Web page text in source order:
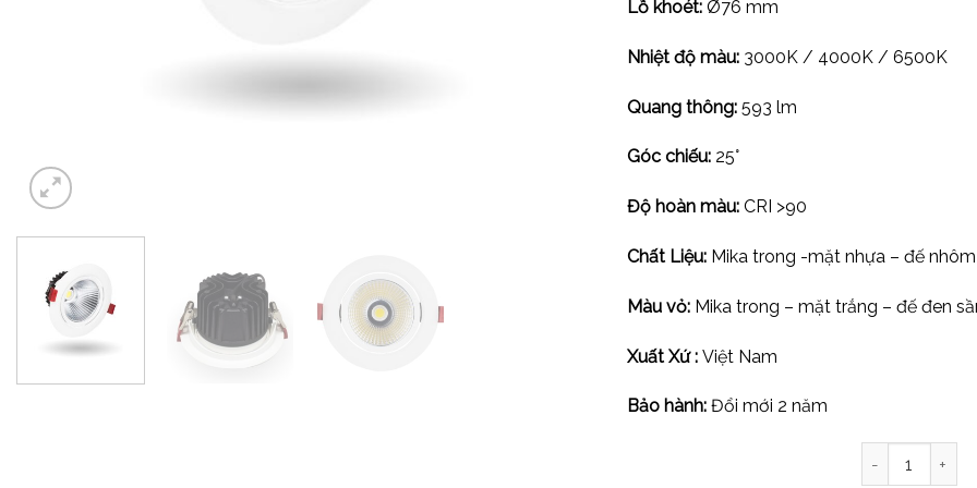
Lỗ khoét: Ø76 mm
Nhiệt độ màu: 3000K / 4000K / 6500K
Quang thông: 593 lm
Góc chiếu: 25°
Độ hoàn màu: CRI >90
Chất Liệu: Mika trong -mặt nhựa – đế nhôm
Màu vỏ: Mika trong – mặt trắng – đế đen
Xuất Xứ : Việt Nam
Bảo hành: Đổi mới 2 năm
Đèn led âm